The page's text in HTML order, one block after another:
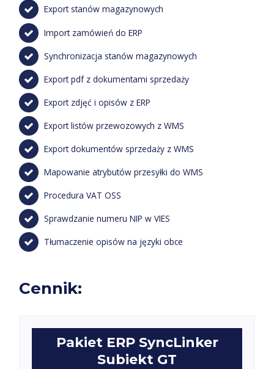
Export stanów magazynowych
Import zamówień do ERP
Synchronizacja stanów magazynowych
Export pdf z dokumentami sprzedaży
Export zdjęć i opisów z ERP
Export listów przewozowych z WMS
Export dokumentów sprzedaży z WMS
Mapowanie atrybutów przesyłki do WMS
Procedura VAT OSS
Sprawdzanie numeru NIP w VIES
Tłumaczenie opisów na języki obce
Cennik:
Pakiet ERP SyncLinker
Subiekt GT